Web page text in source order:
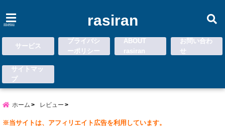
menu rasiran
サービス
プライバシ
ーポリシー
ABOUT
rasiran
お問い合わ
せ
サイトマッ
プ
ホーム レビュー
※当サイトは、アフィリエイト広告を利用しています。